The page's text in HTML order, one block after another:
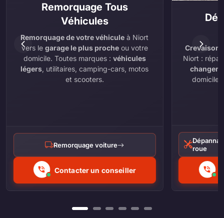
Remorquage Tous
Véhicules
Remorquage de votre véhicule à Niort
vers le garage le plus procheou votre
domicile. Toutes marques : véhicules
légers, utilitaires, camping-cars, motos
et scooters.
Remorquage voiture
Contacter un conseiller
Crevaison
Niort :
domicile.
roue